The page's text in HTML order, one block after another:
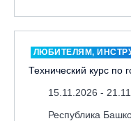
ЛЮБИТЕЛЯМ,
Технический курс по
15.11.2026 -
Республика